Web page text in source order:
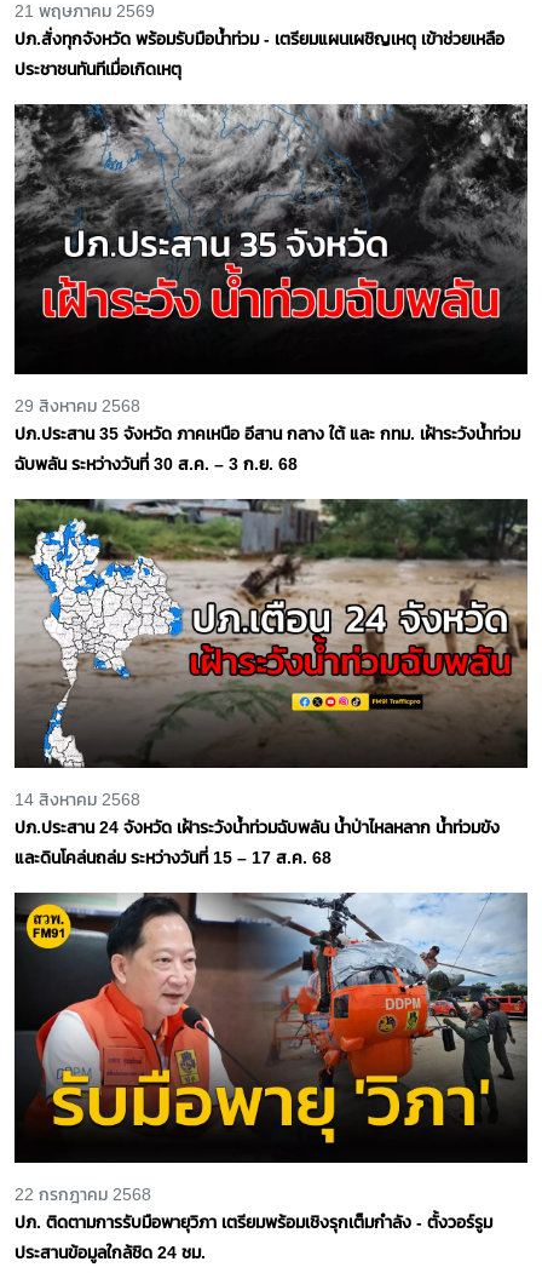
21 พฤษภาคม 2569
ปภ.สั่งทุกจังหวัด พร้อมรับมือน้ำท่วม - เตรียมแผนเผชิญเหตุ เข้าช่วยเหลือ
ประชาชนทันทีเมื่อเกิดเหตุ
29 สิงหาคม 2568
ปภ.ประสาน 35 จังหวัด ภาคเหนือ อีสาน กลาง ใต้ และ กทม. เฝ้าระวังน้ำท่วม
ฉับพลัน ระหว่างวันที่ 30 ส.ค. – 3 ก.ย. 68
14 สิงหาคม 2568
ปภ.ประสาน 24 จังหวัด เฝ้าระวังน้ำท่วมฉับพลัน น้ำป่าไหลหลาก น้ำท่วมขัง
และดินโคล่นถล่ม ระหว่างวันที่ 15 – 17 ส.ค. 68
22 กรกฎาคม 2568
ปภ. ติดตามการรับมือพายุวิภา เตรียมพร้อมเชิงรุกเต็มกำลัง - ตั้งวอร์รูม
ประสานข้อมูลใกล้ชิด 24 ชม.